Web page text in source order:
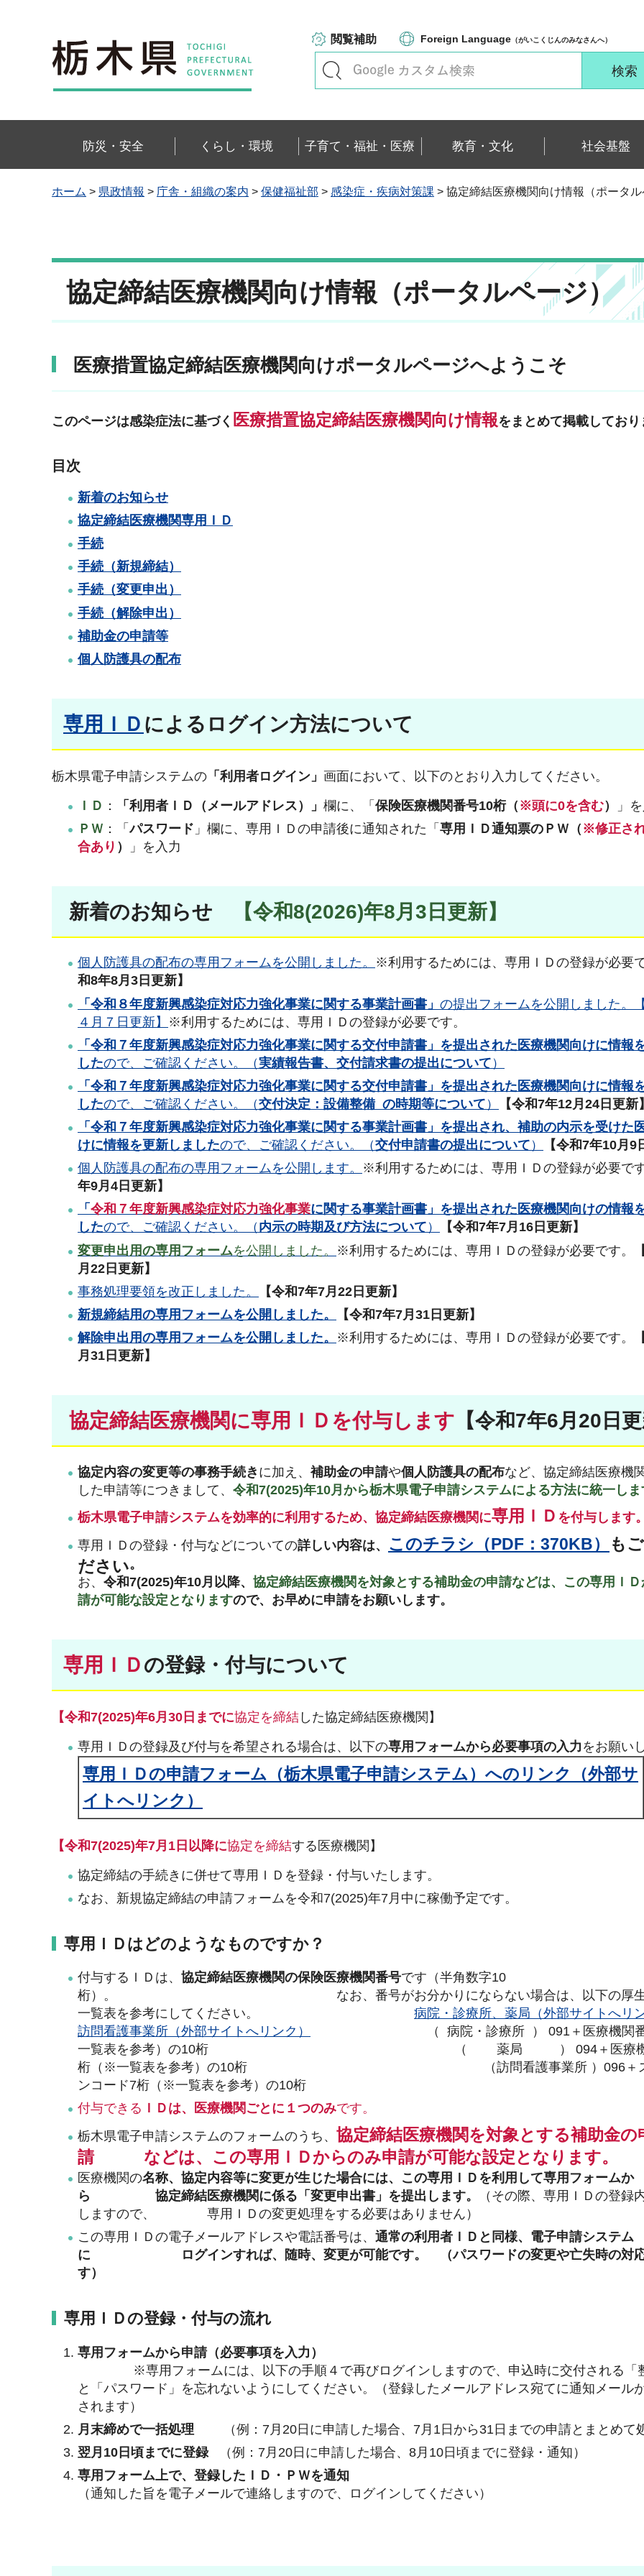
栃木県
閲覧補助 Foreign Language （がいこくじんのみなさんへ）
防災・安全 くらし・環境 子育て・福祉・医療 教育・文化 社会基盤
ホーム > 県政情報 > 庁舎・組織の案内 > 保健福祉部 > 感染症・疾病対策課 > 協定締結医療機関向け情報（ポータ
協定締結医療機関向け情報（ポータルページ）
医療措置協定締結医療機関向けポータルページへようこそ
このページは感染症法に基づく 医療措置協定締結医療機関向け情報をまとめて掲載しており
目次
新着のお知らせ
協定締結医療機関専用ＩＤ
手続
手続（新規締結）
手続（変更申出）
手続（解除申出）
補助金の申請等
個人防護具の配布
専用ＩＤ によるログイン方法について
栃木県電子申請システムの 「利用者ログイン」 画面において、以下のとおり入力してください。
ＩＤ ： 「利用者ＩＤ（メールアドレス）」 欄に、「 保険医療機関番号10桁（ ※頭に0を含む）
」
ＰＷ ：「パスワード 」欄に、専用ＩＤの申請後に通知された「 専用ＩＤ通知票のＰＷ（ ※修正さ
合あり ） 」を入力
新着のお知らせ 【令和8(2026)年8月3日更新】
個人防護具の配布の専用フォームを公開しました。 ※利用するためには、専用ＩＤの登録が必要
和8年8月3日更新】
「令和８年度新興感染症対応力強化事業に関する事業計画書」 の提出フォームを公開しました。
４月７日更新】 ※利用するためには、専用ＩＤの登録が必要です。
「令和７年度新興感染症対応力強化事業に関する交付申請書」を提出された医療機関向けに情報
したので、ご確認ください。（実績報告書、交付請求書の提出について ）
「令和７年度新興感染症対応力強化事業に関する交付申請書」を提出された医療機関向けに情報
したので、ご確認ください。（交付決定：設備整備 の時期等について ）
【令和7年12月24日更新
「令和７年度新興感染症対応力強化事業に関する事業計画書」を提出され、補助の内示を受けた
けに情報を更新しましたので、ご確認ください。（交付申請書の提出について ）
【令和7年10月9
個人防護具の配布の専用フォームを公開します。 ※利用するためには、専用ＩＤの登録が必要で
年9月4日更新】
「 令和７年度新興感染症対応力強化事業に関する事業計画書」を提出された医療機関向けの情報
したので、ご確認ください。（ 内示の時期及び方法について ）
【令和7年7月16日更新】
変更申出用の専用フォームを公開しました。 ※利用するためには、専用ＩＤの登録が必要です。
月22日更新】
事務処理要領を改正しました。
【令和7年7月22日更新】
新規締結用の専用フォームを公開しました。
【令和7年7月31日更新】
解除申出用の専用フォームを公開しました。 ※利用するためには、専用ＩＤの登録が必要です。
月31日更新】
協定締結医療機関に専用ＩＤを付与します 【令和7年6月20日
協定内容の変更等の事務手続き に加え、 補助金の申請や個人防護具の配布など、協定締結医療機
した申請等につきまして、 令和7(2025)年10月から栃木県電子申請システムによる方法に統一しま
栃木県電子申請システムを効率的に利用するため、協定締結医療機関に専用ＩＤ を付与します
専用ＩＤの登録・付与などについての詳しい内容は、 このチラシ（PDF：370KB） も
ださい
お、 令和7(2025)年10月以降、 協定締結医療機関を対象とする補助金の申請などは、この専用Ｉ
請が可能な設定となりますので、お早めに申請をお願いします。
専用ＩＤの登録・付与について
【令和7(2025)年6月30日までに協定を締結 した協定締結医療機関】
専用ＩＤの登録及び付与を希望される場合は、以下の専用フォームから必要事項の入力 をお願い
専用ＩＤの申請フォーム（栃木県電子申請システム）へのリンク（外部サ
イトへリンク）
【令和7(2025)年7月1日以降に協定を締結する医療機関】
協定締結の手続きに併せて専用ＩＤを登録・付与いたします。
なお、新規協定締結の申請フォームを令和7(2025)年7月中に稼働予定です。
専用ＩＤはどのようなものですか？
付与するＩＤは、 協定締結医療機関の保険医療機関番号です（半角数字10
桁）。 なお、番号がお分かりにならない場合は、以下の厚生局
一覧表を参考にしてください。 病院・診療所、薬局（外部サイトへリ
訪問看護事業所（外部サイトへリンク）
（ 病院・診療所 ） 091＋医療機関番
一覧表を参考）の10桁 （ 薬局 ） 094＋医療機関
桁（※一覧表を参考）の10桁 （訪問看護事業所 ）096＋ステ
ンコード7桁（※一覧表を参考）の10桁
付与できる ＩＤは、医療機関ごとに１つのみです。
栃木県電子申請システムのフォームのうち、 協定締結医療機関を対象とする補助金の
請 などは、この専用ＩＤからのみ申請が可能な設定となります。
医療機関の名称、協定内容等に変更が生じた場合には、この専用ＩＤを利用して専用フォームか
ら 協定締結医療機関に係る「変更申出書」を提出します。
（その際、専用ＩＤの登録
しますので、 専用ＩＤの変更処理をする必要はありません）
この専用ＩＤの電子メールアドレスや電話番号は、 通常の利用者ＩＤと同様、電子申請システム
に
ログインすれば、随時、変更が可能です。 （パスワードの変更や亡失時の対
す）
専用ＩＤの登録・付与の流れ
専用フォームから申請（必要事項を入力）
※専用フォームには、以下の手順４で再びログインしますので、申込時に交付される「
と「パスワード」を忘れないようにしてください。（登録したメールアドレス宛てに通知メール
されます）
月末締めで一括処理
（例：7月20日に申請した場合、7月1日から31日までの申請とまとめて
翌月10日頃までに登録（例：7月20日に申請した場合、8月10日頃までに登録・通知）
専用フォーム上で、登録したＩＤ・ＰＷを通知
（通知した旨を電子メールで連絡しますので、ログインしてください）